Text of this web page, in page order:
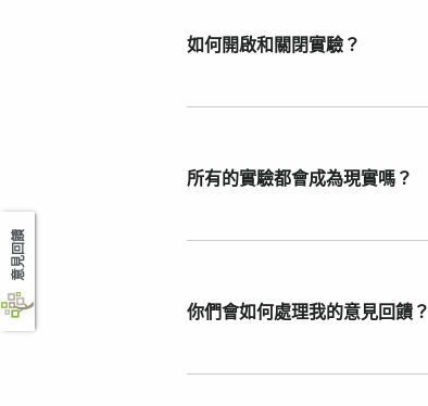
如何開啟和關閉實驗？
所有的實驗都會成為現實嗎？
你們會如何處理我的意見回饋？
意見回饋